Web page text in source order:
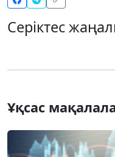
Серіктес
Ұқсас